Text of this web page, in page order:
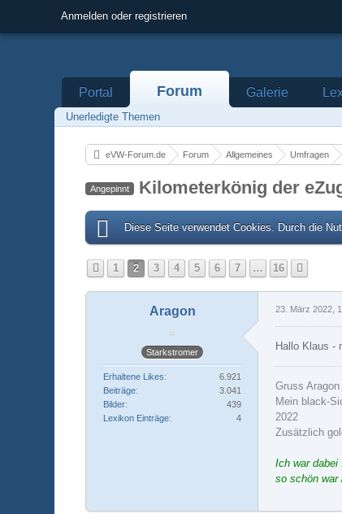
Anmelden oder registrieren
Portal Forum Galerie
Unerledigte Themen
eVW-Forum.de Forum Allgemeines Umfragen
Angepinnt Kilometerkönig der
Diese Seite verwendet Cookies. Durch die
1 2 3 4 5 6 7 … 16
Aragon
Starkstromer
Erhaltene Likes
6.921
Beiträge
3.041
Bilder
439
Lexikon Einträge
4
23. März 2022,
Hallo Klaus -
Gruss
Mein black-
2022
Zusätzlich
Ich war dabei
so schön war